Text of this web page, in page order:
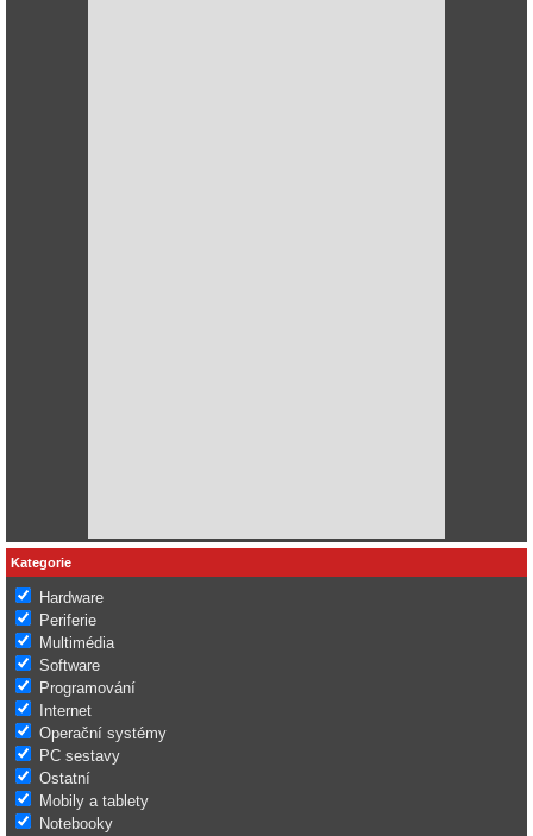
Kategorie
Hardware
Periferie
Multimédia
Software
Programování
Internet
Operační systémy
PC sestavy
Ostatní
Mobily a tablety
Notebooky